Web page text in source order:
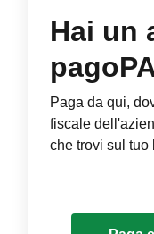
Hai un
Paga da qui,
fiscale
che trovi sul tuo